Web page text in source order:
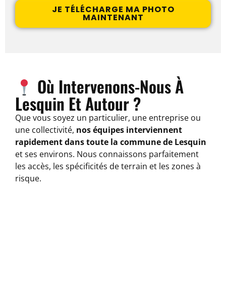
JE TÉLÉCHARGE MA PHOTO
MAINTENANT
Où Intervenons-Nous À
Lesquin Et Autour ?
Que vous soyez un particulier, une entreprise ou
une collectivité, nos équipes interviennent
rapidement dans toute la commune de Lesquin
et ses environs. Nous connaissons parfaitement
les accès, les spécificités de terrain et les zones à
risque.